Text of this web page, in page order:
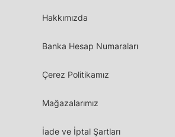
Hakkımızda
Banka Hesap Numaraları
Çerez Politikamız
Mağazalarımız
İade ve İptal Şartları